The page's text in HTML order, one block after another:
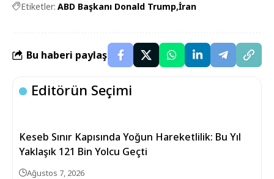
Etiketler: ABD Başkanı Donald Trump İran
Bu haberi paylaş
Editörün Seçimi
Keseb Sınır Kapısında Yoğun Hareketlilik: Bu Yıl
Yaklaşık 121 Bin Yolcu Geçti
Ağustos 7, 2026